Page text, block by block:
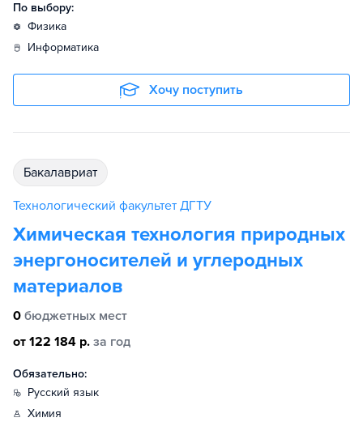
По выбору:
физика
информатика
Хочу поступить
бакалавриат
Технологический факультет ДГТУ
Химическая технология природных
энергоносителей и углеродных
материалов
0 бюджетных мест
от 122 184 р. за год
Обязательно:
русский язык
химия